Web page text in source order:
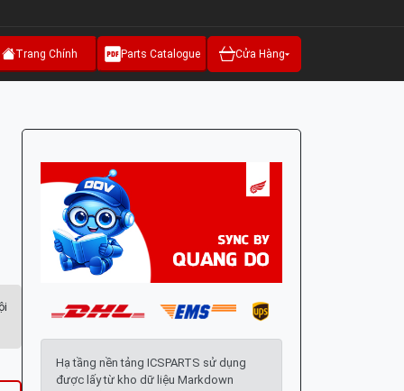
Trang Chính Parts Catalogue Cửa Hàng
Hạ tầng nền tảng ICSPARTS sử dụng
được lấy từ kho dữ liệu Markdown